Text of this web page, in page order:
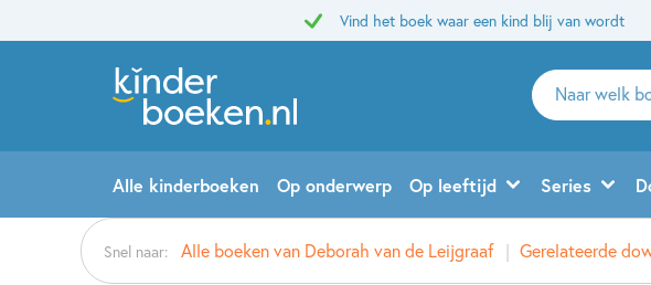
Vind het boek waar een kind blij van wordt
Zoeken
naar
en
uitgevers
Alle kinderboeken Op onderwerp Op leeftijd Series
Snel naar: Alle boeken van Deborah van de Leijgraaf Gerelateerde